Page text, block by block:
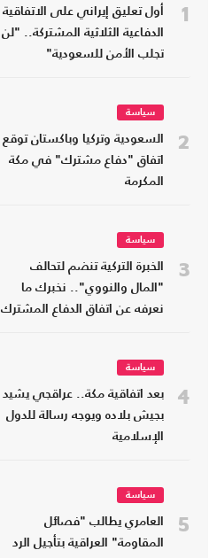
1
أول تعليق إيراني على الاتفاقية
الدفاعية الثلاثية المشتركة.. "لن
تجلب الأمن للسعودية"
2
سياسة
السعودية وتركيا وباكستان توقع
اتفاق "دفاع مشترك" في مكة
المكرمة
3
سياسة
الخبرة التركية تنضم لتحالف
"المال والنووي".. نخبرك ما
نعرفه عن اتفاق الدفاع المشترك
4
سياسة
بعد اتفاقية مكة.. عراقجي يشيد
بجيش بلاده ويوجه رسالة للدول
الإسلامية
5
سياسة
العامري يطالب "فصائل
المقاومة" العراقية بتأجيل الرد